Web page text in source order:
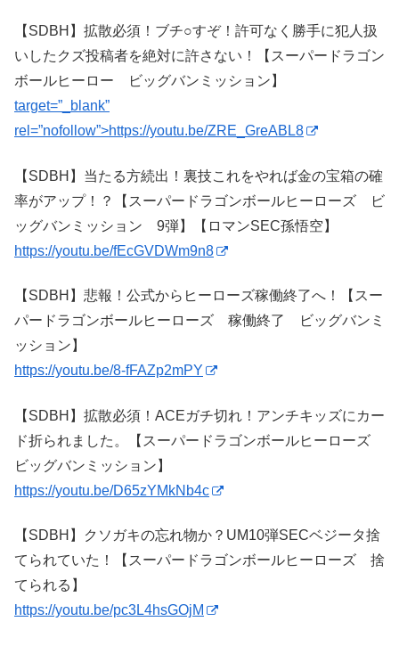
【SDBH】拡散必須！ブチ○すぞ！許可なく勝手に犯人扱
いしたクズ投稿者を絶対に許さない！【スーパードラゴン
ボールヒーロー ビッグバンミッション】
target=”_blank”
rel=”nofollow”>https://youtu.be/ZRE_GreABL8
【SDBH】当たる方続出！裏技これをやれば金の宝箱の確
率がアップ！？【スーパードラゴンボールヒーローズ ビ
ッグバンミッション 9弾】【ロマンSEC孫悟空】
https://youtu.be/fEcGVDWm9n8
【SDBH】悲報！公式からヒーローズ稼働終了へ！【スー
パードラゴンボールヒーローズ 稼働終了 ビッグバンミ
ッション】
https://youtu.be/8-fFAZp2mPY
【SDBH】拡散必須！ACEガチ切れ！アンチキッズにカー
ド折られました。【スーパードラゴンボールヒーローズ
ビッグバンミッション】
https://youtu.be/D65zYMkNb4c
【SDBH】クソガキの忘れ物か？UM10弾SECベジータ捨
てられていた！【スーパードラゴンボールヒーローズ 捨
てられる】
https://youtu.be/pc3L4hsGOjM